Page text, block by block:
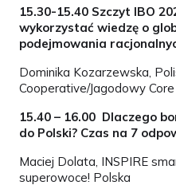
15.30-15.40 Szczyt IBO
wykorzystać wiedzę o
podejmowania
Dominika Kozarzewska,
Cooperative/Jagodowy
15.40 – 16.00 Dlaczego
do Polski? Czas na 7
Maciej Dolata, INSPIRE
superowoce! Polska